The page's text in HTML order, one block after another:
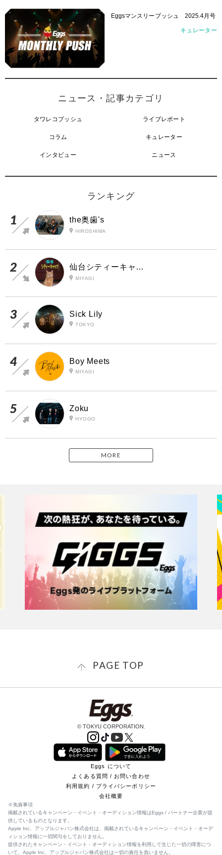
Eggsマンスリープッシュ 2025.4月号
キュレーター
ニュース・記事カテゴリ
タワレコプッシュ ライブレポート
コラム キュレーター
インタビュー ニュース
ランキング
the奥歯's
HIROSHIMA
仙台シティーキャッツ
MIYAGI
Sick Lily
TOKYO
Boy Meets
MIYAGI
Zoku
HYOGO
MORE
PAGE TOP
© TOKYU CORPORATION.
Eggs について
よくある質問 / お問い合わせ
利用規約 / プライバシーポリシー
会社概要
※免責事項
掲載されているキャンペーン・イベント・オーディション情報はEggs / パートナー企業が提
供しているものとなります。
Apple Inc、アップルジャパン株式会社は、掲載されているキャンペーン・イベント・オーデ
ィション情報に一切関与をしておりません。
提供されたキャンペーン・イベント・オーディション情報を利用して生じた一切の障害につ
いて、Apple Inc、アップルジャパン株式会社は一切の責任を負いません。